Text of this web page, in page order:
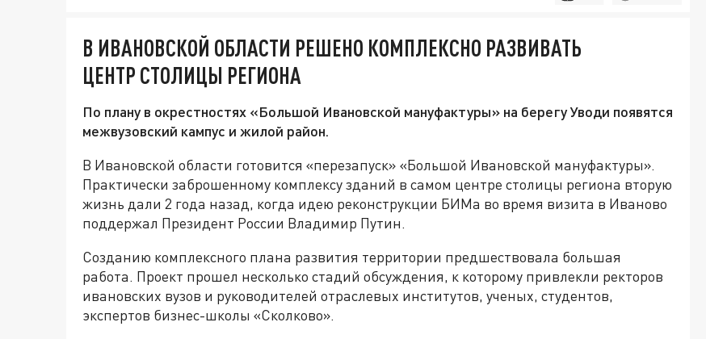
В ИВАНОВСКОЙ ОБЛАСТИ РЕШЕНО КОМПЛЕКСНО РАЗВИВАТЬ
ЦЕНТР СТОЛИЦЫ РЕГИОНА
По плану в окрестностях «Большой Ивановской мануфактуры» на берегу Уводи появятся
межвузовский кампус и жилой район.
В Ивановской области готовится «перезапуск» «Большой Ивановской мануфактуры».
Практически заброшенному комплексу зданий в самом центре столицы региона вторую
жизнь дали 2 года назад, когда идею реконструкции БИМа во время визита в Иваново
поддержал Президент России Владимир Путин.
Созданию комплексного плана развития территории предшествовала большая
работа. Проект прошел несколько стадий обсуждения, к которому привлекли ректоров
ивановских вузов и руководителей отраслевых институтов, ученых, студентов,
экспертов бизнес-школы «Сколково».